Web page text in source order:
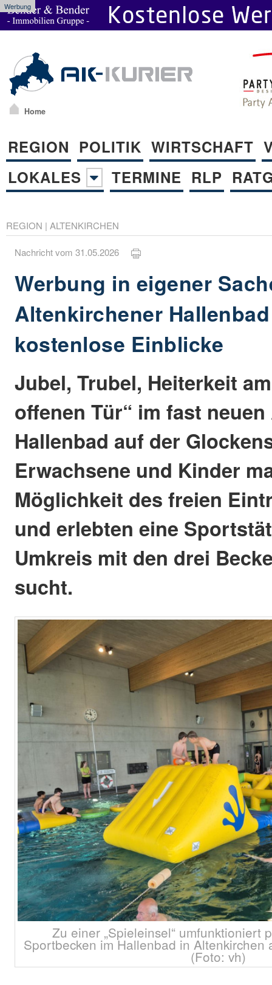
Werbung
Home
REGION POLITIK WIRTSCHAFT
LOKALES
TERMINE RLP
REGION | ALTENKIRCHEN
Nachricht vom 31.05.2026
Werbung in eigener
Altenkirchener
kostenlose Einblicke
Jubel, Trubel, Heiterkeit
offenen Tür“ im fast
Hallenbad auf der
Erwachsene und Kinder
Möglichkeit des freien
und erlebten eine
Umkreis mit den drei
sucht.
Zu einer „Spieleinsel“ umfunktioniert
Sportbecken im Hallenbad in Altenkirchen
(Foto: vh)